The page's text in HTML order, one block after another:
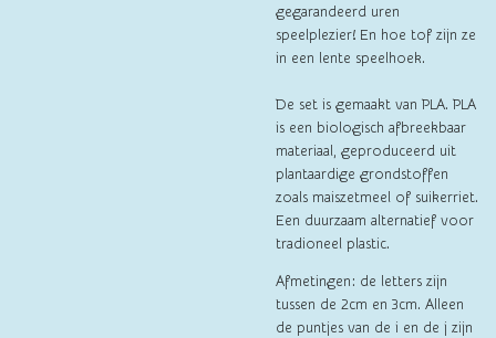
gegarandeerd uren
speelplezier! En hoe tof zijn ze
in een lente speelhoek.
De set is gemaakt van PLA. PLA
is een biologisch afbreekbaar
materiaal, geproduceerd uit
plantaardige grondstoffen
zoals maiszetmeel of suikerriet.
Een duurzaam alternatief voor
tradioneel plastic.
Afmetingen: de letters zijn
tussen de 2cm en 3cm. Alleen
de puntjes van de i en de j zijn